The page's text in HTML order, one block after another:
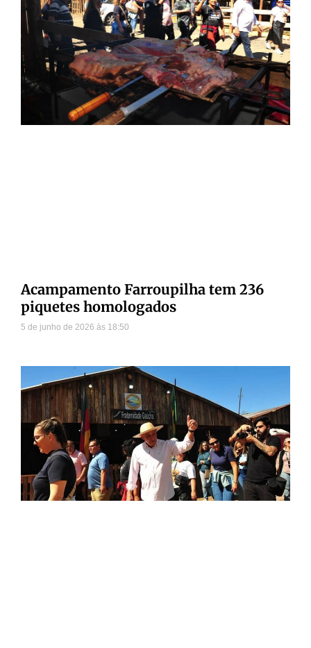
Acampamento Farroupilha tem 236
piquetes homologados
5 de junho de 2026 18:50